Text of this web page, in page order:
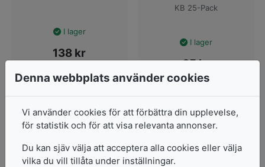
I lager
138 kr
KB 25-Pack
I lager
65kr
Denna webbplats använder cookies
Vi använder cookies för att förbättra din upplevelse,
för statistik och för att visa relevanta annonser.
Du kan sjäv välja att acceptera alla cookies eller välja
vilka du vill tillåta under inställningar.